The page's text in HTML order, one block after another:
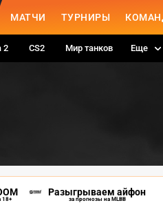
МАТЧИ ТУРНИРЫ
2 CS2 Мир танков Еще
18+
Разыгрываем айфон
за прогнозы на MLBB